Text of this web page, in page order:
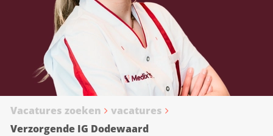
Vacatures zoeken
vacatures
Verzorgende IG Dodewaard